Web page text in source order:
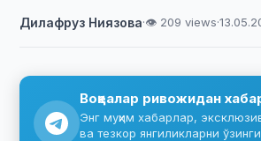
Дилафруз Ниязова·👁 209 views·
Воқеалар ривожидан
Энг муҳим хабарлар,
ва тезкор янгиликларни